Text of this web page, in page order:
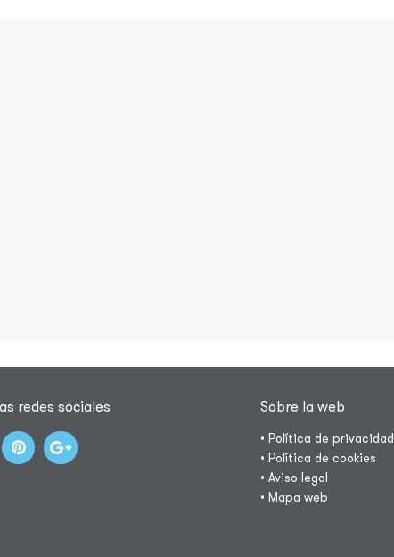
redes sociales Sobre la web
• Política de privacidad
• Política de cookies
• Aviso legal
• Mapa web